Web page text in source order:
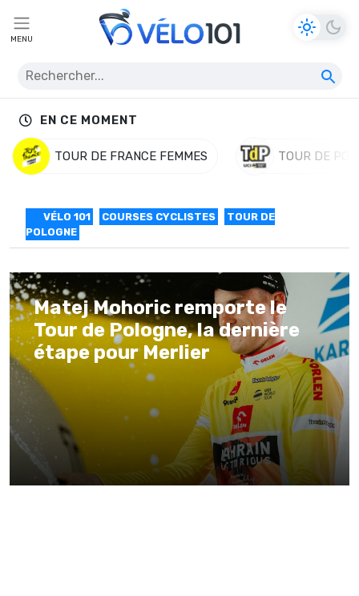
MENU
EN CE MOMENT
TOUR DE FRANCE FEMMES TOUR DE
VÉLO 101 COURSES CYCLISTES
TOUR DE
POLOGNE
Matej Mohoric remporte le
Tour de Pologne, la dernière
étape pour Merlier